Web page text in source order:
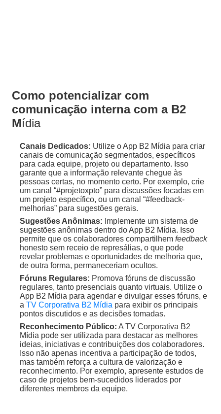
Como potencializar com
comunicação interna com a B2
Mídia
Canais Dedicados: Utilize o App B2 Mídia para criar
canais de comunicação segmentados, específicos
para cada equipe, projeto ou departamento. Isso
garante que a informação relevante chegue às
pessoas certas, no momento certo. Por exemplo, crie
um canal “#projetoxpto” para discussões focadas em
um projeto específico, ou um canal “#feedback-
melhorias” para sugestões gerais.
Sugestões Anônimas: Implemente um sistema de
sugestões anônimas dentro do App B2 Mídia. Isso
permite que os colaboradores compartilhem feedback
honesto sem receio de represálias, o que pode
revelar problemas e oportunidades de melhoria que,
de outra forma, permaneceriam ocultos.
Fóruns Regulares: Promova fóruns de discussão
regulares, tanto presenciais quanto virtuais. Utilize o
App B2 Mídia para agendar e divulgar esses fóruns, e
a TV Corporativa B2 Mídia para exibir os principais
pontos discutidos e as decisões tomadas.
Reconhecimento Público: A TV Corporativa B2
Mídia pode ser utilizada para destacar as melhores
ideias, iniciativas e contribuições dos colaboradores.
Isso não apenas incentiva a participação de todos,
mas também reforça a cultura de valorização e
reconhecimento. Por exemplo, apresente estudos de
caso de projetos bem-sucedidos liderados por
diferentes membros da equipe.